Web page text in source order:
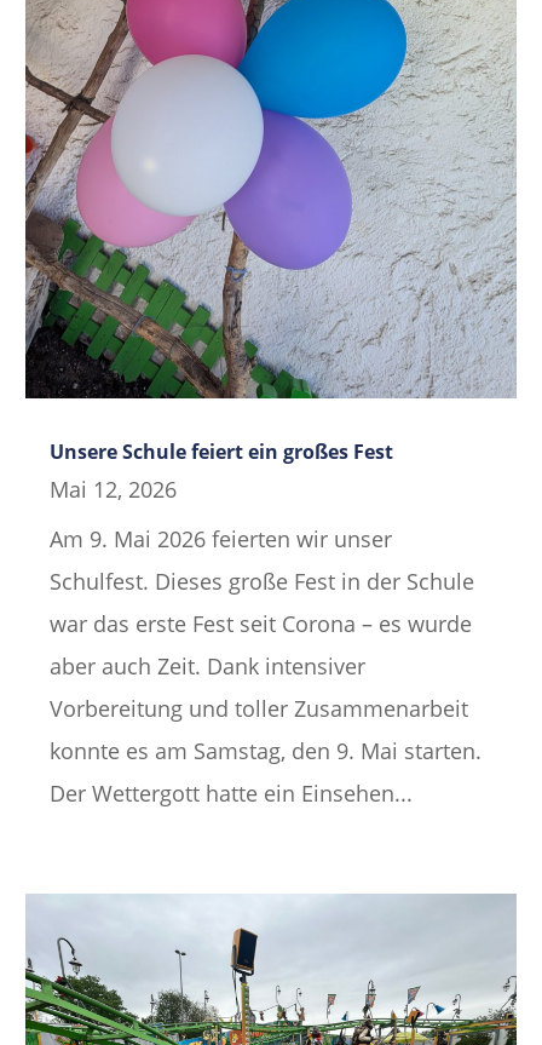
Unsere Schule feiert ein großes Fest
Mai 12, 2026
Am 9. Mai 2026 feierten wir unser
Schulfest. Dieses große Fest in der Schule
war das erste Fest seit Corona – es wurde
aber auch Zeit. Dank intensiver
Vorbereitung und toller Zusammenarbeit
konnte es am Samstag, den 9. Mai starten.
Der Wettergott hatte ein Einsehen...